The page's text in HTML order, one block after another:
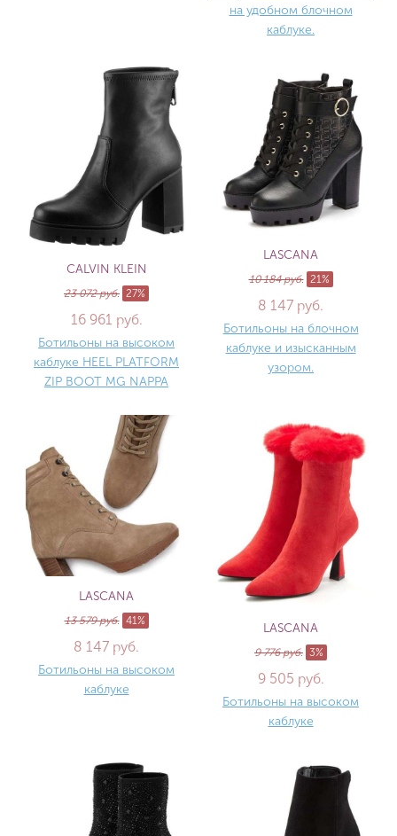
на удобном блочном
каблуке.
CALVIN KLEIN
23 072 руб. 27%
16 961 руб.
Ботильоны на высоком
каблуке HEEL PLATFORM
ZIP BOOT MG NAPPA
LASCANA
10 184 руб. 21%
8 147 руб.
Ботильоны на блочном
каблуке и изысканным
узором.
LASCANA
13 579 руб. 41%
8 147 руб.
Ботильоны на высоком
каблуке
LASCANA
9 776 руб. 3%
9 505 руб.
Ботильоны на высоком
каблуке